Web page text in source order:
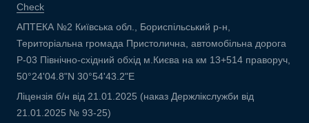
Check
АПТЕКА №2 Київська обл., Бориспільський р-н,
Територіальна громада Пристолична, автомобільна дорога
Р-03 Північно-східний обхід м.Києва на км 13+514 праворуч,
50°24'04.8"N 30°54'43.2"E
Ліцензія б/н від 21.01.2025 (наказ Держлікслужби від
21.01.2025 № 93-25)